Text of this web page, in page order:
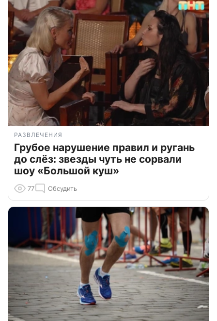
РАЗВЛЕЧЕНИЯ
Грубое нарушение правил и ругань
до слёз: звезды чуть не сорвали
шоу «Большой куш»
77 Обсудить